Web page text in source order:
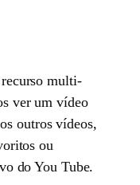
multi-
ver um vídeo
outros vídeos,
ou
do You Tube.